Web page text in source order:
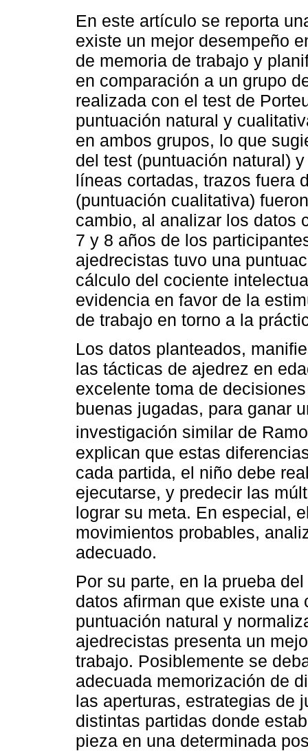
En este artículo se reporta
existe un mejor desempeño
de memoria de trabajo y
en comparación a un grupo
realizada con el test de
puntuación natural y
en ambos grupos, lo que
del test (puntuación natural)
líneas cortadas, trazos fuera
(puntuación cualitativa)
cambio, al analizar los datos
7 y 8 años de los
ajedrecistas tuvo una
cálculo del cociente
evidencia en favor de la
de trabajo en torno a la
Los datos planteados,
las tácticas de ajedrez en
excelente toma de
buenas jugadas, para ganar
investigación similar de
explican que estas
cada partida, el niño debe
ejecutarse, y predecir las
lograr su meta. En especial,
movimientos probables,
adecuado.
Por su parte, en la prueba
datos afirman que existe
puntuación natural y
ajedrecistas presenta un
trabajo. Posiblemente se
adecuada memorización de
las aperturas, estrategias de
distintas partidas donde
pieza en una determinada